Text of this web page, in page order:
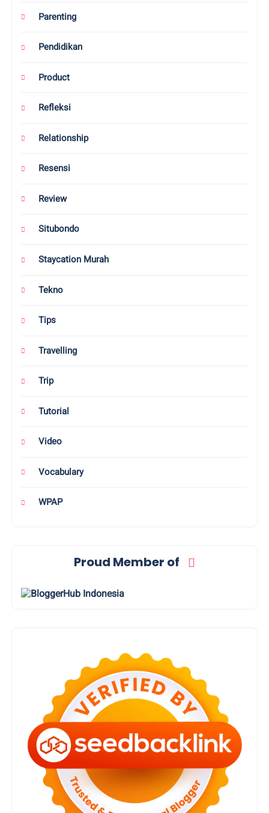
Parenting
Pendidikan
Product
Refleksi
Relationship
Resensi
Review
Situbondo
Staycation Murah
Tekno
Tips
Travelling
Trip
Tutorial
Video
Vocabulary
WPAP
Proud Member of